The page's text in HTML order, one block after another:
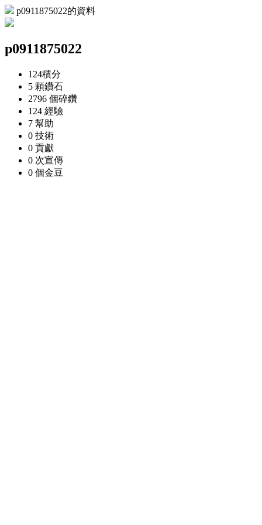
p0911875022的資料
p0911875022
124積分
5 顆鑽石
2796 個碎鑽
124 經驗
7 幫助
0 技術
0 貢獻
0 次宣傳
0 個金豆